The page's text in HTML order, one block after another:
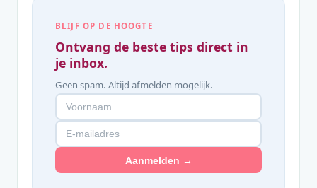
BLIJF OP DE HOOGTE
Ontvang de beste tips direct in
je inbox.
Geen spam. Altijd afmelden mogelijk.
Aanmelden →